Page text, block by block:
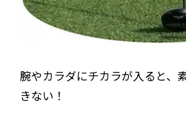
腕やカラダにチカラが入ると、
きない！